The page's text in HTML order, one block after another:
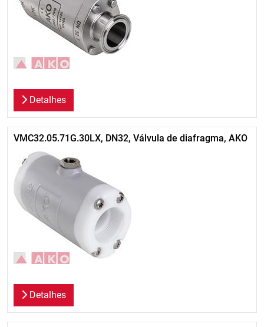
Detalhes
VMC32.05.71G.30LX, DN32, Válvula de diafragma, AKO
Detalhes